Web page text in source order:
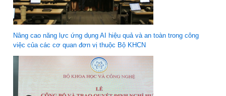
Nâng cao năng lực ứng dụng AI hiệu quả và an toàn trong công
việc của các cơ quan đơn vị thuộc Bộ KHCN